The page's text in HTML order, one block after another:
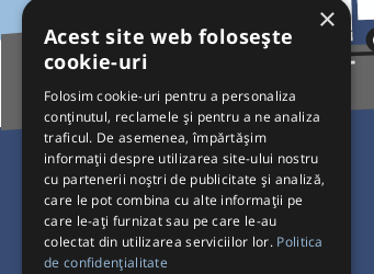
Pentru Călători
Curse autobuz
Plecări/Sosiri
×
Acest site web folosește
cookie-uri
Folosim cookie-uri pentru a personaliza
conținutul, reclamele și pentru a ne analiza
traficul. De asemenea, împărtășim
informații despre utilizarea site-ului nostru
cu partenerii noștri de publicitate și analiză,
care le pot combina cu alte informații pe
care le-ați furnizat sau pe care le-au
colectat din utilizarea serviciilor lor. Politica
de confidențialitate